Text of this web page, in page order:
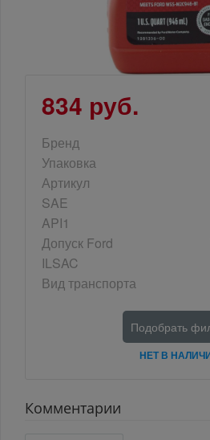
834 руб.
Бренд
Упаковка
Артикул
SAE
API1
Допуск Ford
ILSAC
Вид транспорта
Подобрать
НЕТ В
Комментарии